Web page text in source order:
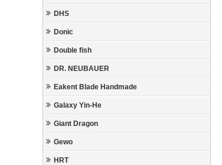
DHS
Donic
Double fish
DR. NEUBAUER
Eakent Blade Handmade
Galaxy Yin-He
Giant Dragon
Gewo
HRT